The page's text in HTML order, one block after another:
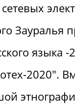
Зауралья
языка -
2020".